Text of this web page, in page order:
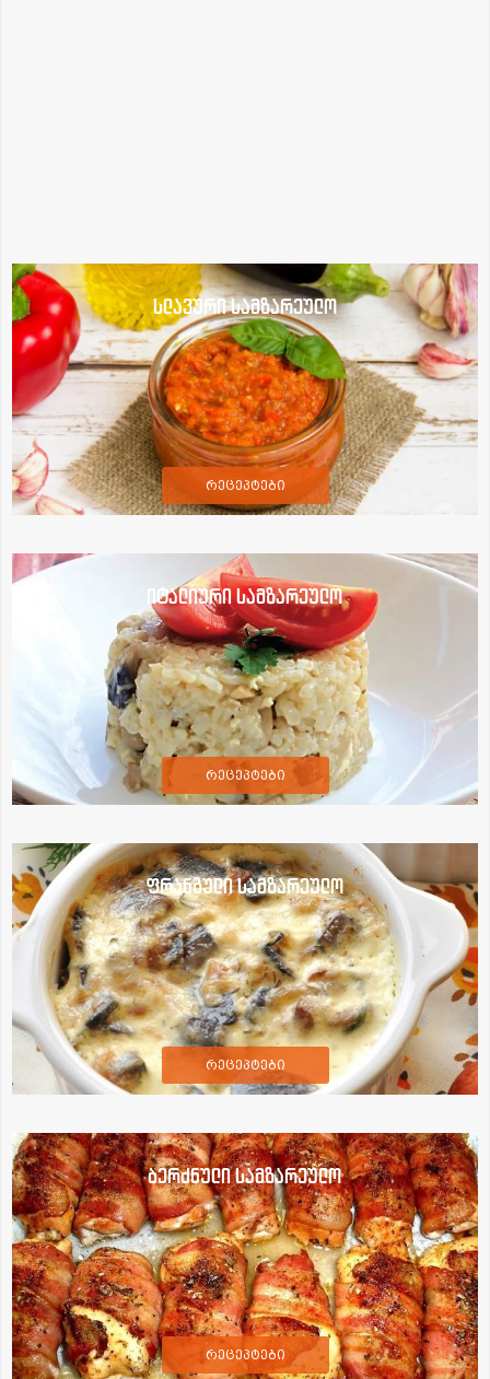
სლავური სამზარეულო
რეცეპტები
იტალიური სამზარეულო
რეცეპტები
ფრანგული სამზარეულო
რეცეპტები
ბერძნული სამზარეულო
რეცეპტები